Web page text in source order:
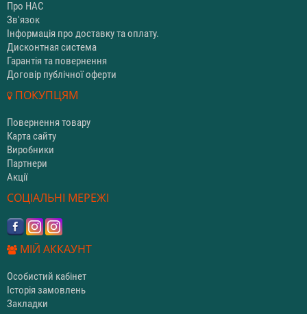
Про НАС
Зв'язок
Інформація про доставку та оплату.
Дисконтная система
Гарантія та повернення
Договір публічної оферти
ПОКУПЦЯМ
Повернення товару
Карта сайту
Виробники
Партнери
Акції
СОЦІАЛЬНІ МЕРЕЖІ
МІЙ АККАУНТ
Особистий кабінет
Історія замовлень
Закладки